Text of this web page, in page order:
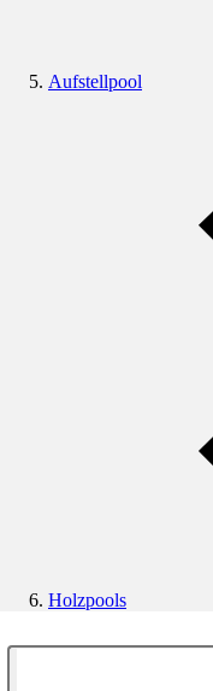
Aufstellpool
Holzpools